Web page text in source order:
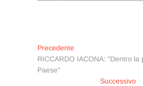
Navigazione
articoli
Precedente
precedente:
RICCARDO IACONA: "Dentro la
Paese"
Successivo